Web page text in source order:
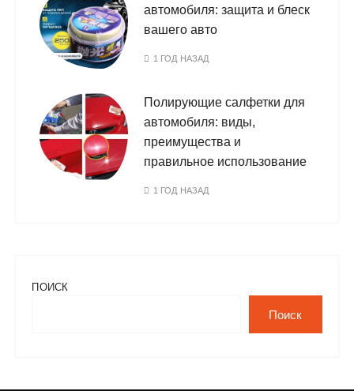
автомобиля: защита и блеск
вашего авто
1 ГОД НАЗАД
Полирующие салфетки для
автомобиля: виды,
преимущества и
правильное использование
1 ГОД НАЗАД
ПОИСК
Поиск